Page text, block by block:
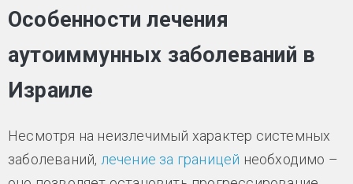
Особенности лечения
аутоиммунных заболеваний в
Израиле
Несмотря на неизлечимый характер системных
заболеваний, лечение за границей необходимо –